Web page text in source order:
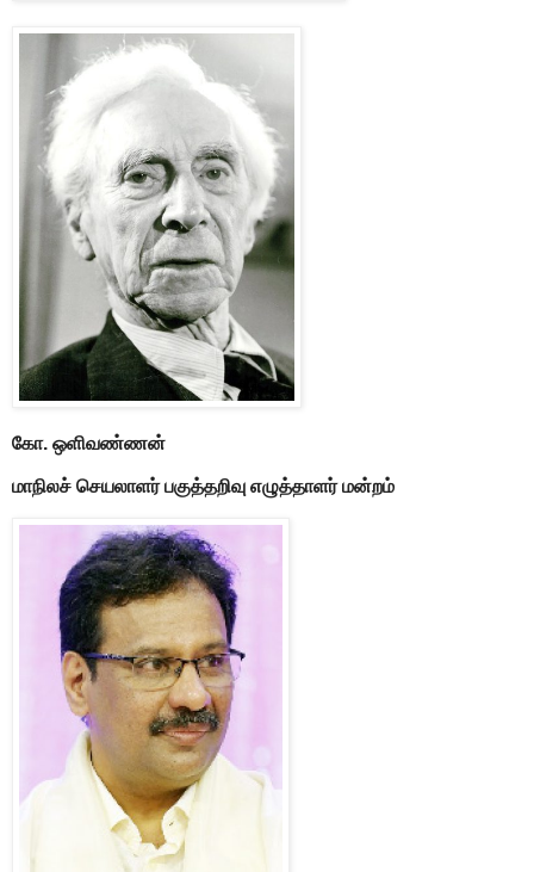
கோ. ஒளிவண்ணன்
மாநிலச் செயலாளர்பகுத்தறிவு எழுத்தாளர் மன்றம்